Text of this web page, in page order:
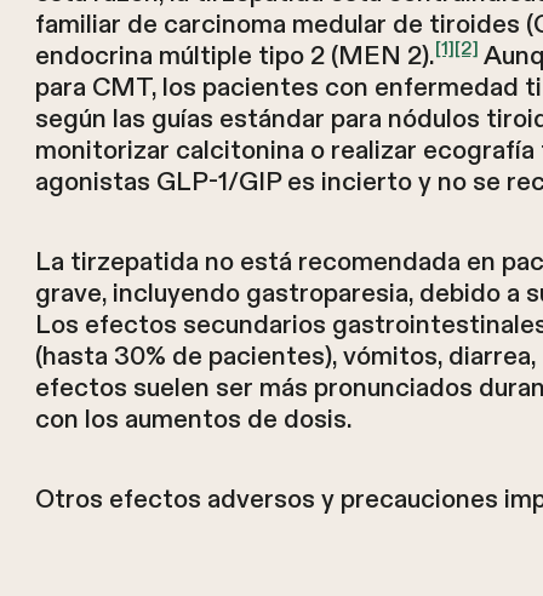
familiar de carcinoma medular de tiroides
endocrina múltiple tipo 2 (MEN 2).[1][2]
para CMT, los pacientes con enfermedad
según las guías estándar para nódulos
monitorizar calcitonina o realizar
agonistas GLP-1/GIP es incierto y no se
La tirzepatida no está recomendada en
grave, incluyendo gastroparesia, debido
Los efectos secundarios
(hasta 30% de pacientes), vómitos,
efectos suelen ser más pronunciados
con los aumentos de dosis.
Otros efectos adversos y precauciones